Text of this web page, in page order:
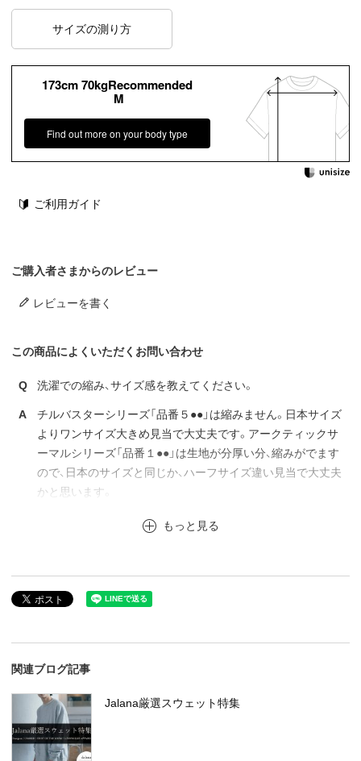
サイズの測り方
173cm 70kgRecommended
M
Find out more on your body type
ご利用ガイド
ご購入者さまからのレビュー
レビューを書く
この商品によくいただくお問い合わせ
Q 洗濯での縮み、サイズ感を教えてください。
A
チルバスターシリーズ「品番５●●」は縮みません。日本サイズ
よりワンサイズ大きめ見当で大丈夫です。アークティックサ
ーマルシリーズ「品番１●●」は生地が分厚い分、縮みがでます
ので、日本のサイズと同じか、ハーフサイズ違い見当で大丈夫
かと思います。
もっと見る
関連ブログ記事
Jalana厳選スウェット特集